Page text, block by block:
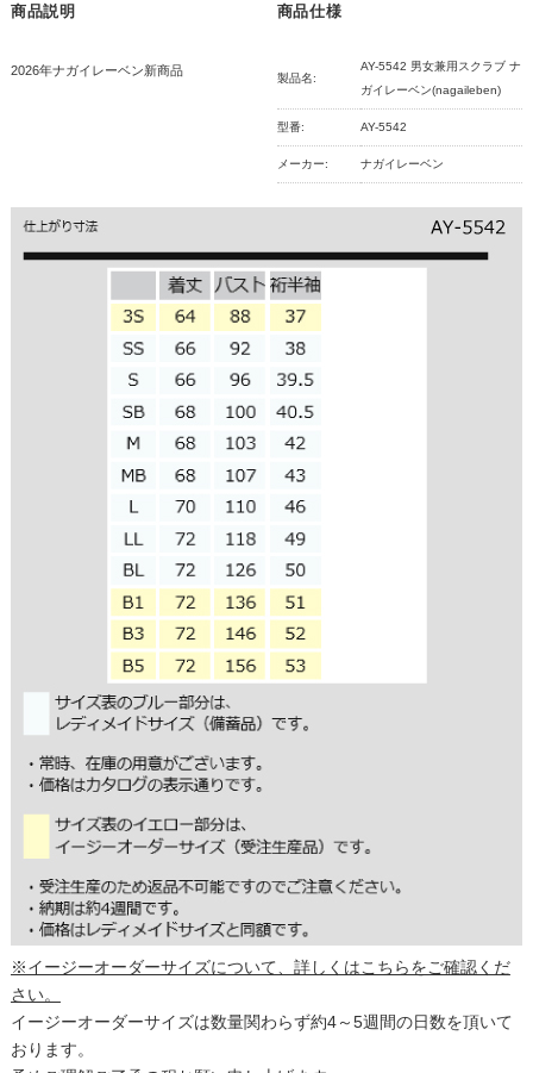
商品説明
2026年ナガイレーベン新商品
商品仕様
製品名:
AY-5542 男女兼用スクラブ ナ
ガイレーベン(nagaileben)
型番: AY-5542
メーカー: ナガイレーベン
※イージーオーダーサイズについて、詳しくはこちらをご確認くだ
さい。
イージーオーダーサイズは数量関わらず約4～5週間の日数を頂いて
おります。